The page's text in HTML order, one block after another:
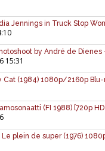
Jennings in Truck Stop
by André de Dienes
15:31
Cat (1984) 1080p/2160p
(FI 1988) [720p
plein de super (1976)